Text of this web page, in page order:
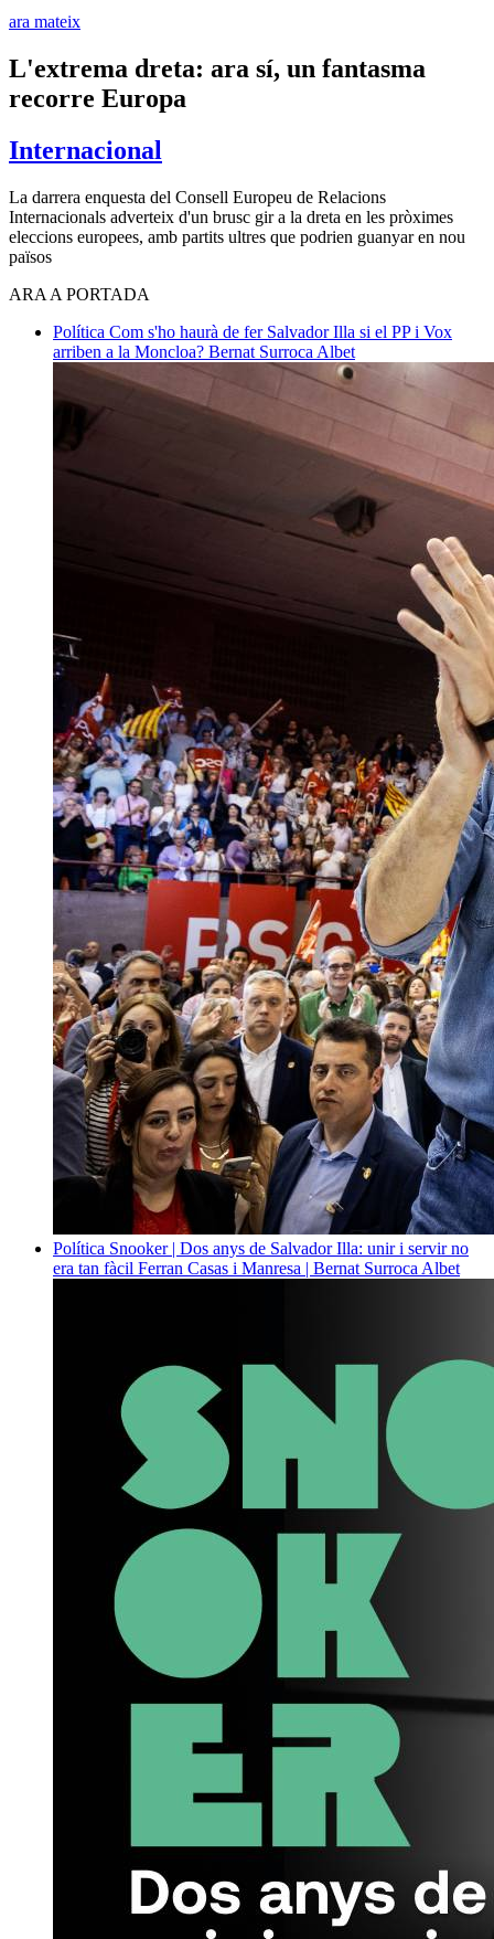
ara mateix
L'extrema dreta: ara sí, un fantasma
recorre Europa
Internacional
La darrera enquesta del Consell Europeu de Relacions
Internacionals adverteix d'un brusc gir a la dreta en les pròximes
eleccions europees, amb partits ultres que podrien guanyar en nou
països
ARA A PORTADA
Política Com s'ho haurà de fer Salvador Illa si el PP i Vox
arriben a la Moncloa? Bernat Surroca Albet
Política Snooker | Dos anys de Salvador Illa: unir i servir no
era tan fàcil Ferran Casas i Manresa | Bernat Surroca Albet